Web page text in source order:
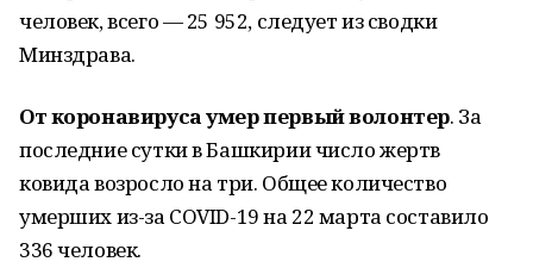
человек, всего — 25 952, следует из сводки
Минздрава.
От коронавируса умер первый волонтер. За
последние сутки в Башкирии число жертв
ковида возросло на три. Общее количество
умерших из-за COVID-19 на 22 марта составило
336 человек.